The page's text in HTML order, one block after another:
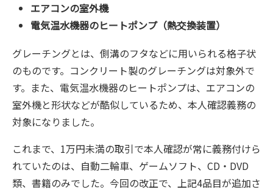
エアコンの室外機
電気温水機器のヒートポンプ（熱交換装置）
グレーチングとは、側溝のフタなどに用いられる格子状
のものです。コンクリート製のグレーチングは対象外で
す。また、電気温水機器のヒートポンプは、エアコンの
室外機と形状などが酷似しているため、本人確認義務の
対象になりました。
これまで、1万円未満の取引で本人確認が常に義務付けら
れていたのは、自動二輪車、ゲームソフト、CD・DVD
類、書籍のみでした。今回の改正で、上記4品目が追加さ